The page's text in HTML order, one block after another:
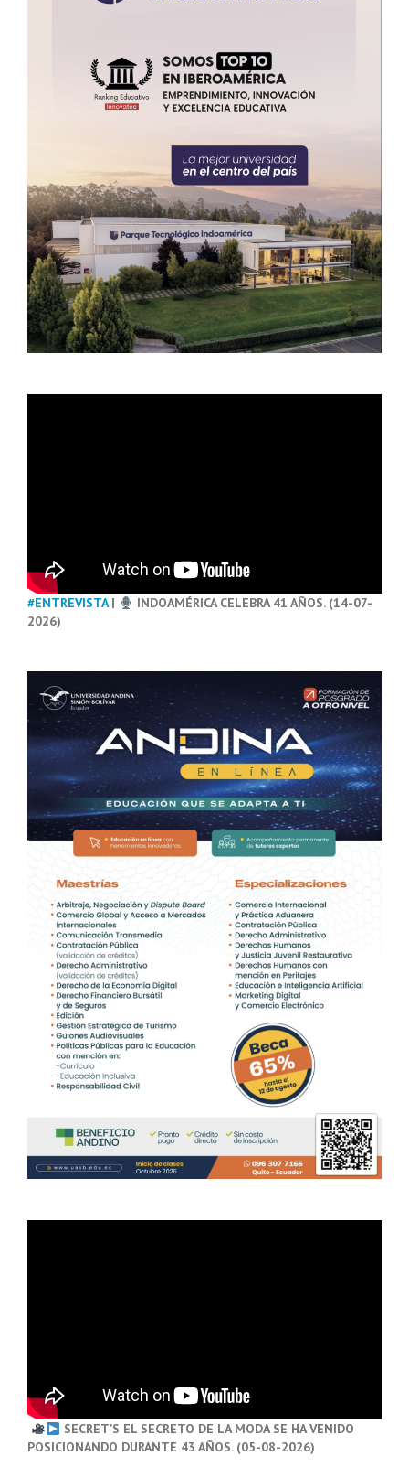
#ENTREVISTA|
INDOAMÉRICA CELEBRA 41 AÑOS. (14-07-
2026)
SECRET’S EL SECRETO DE LA MODA SE HA VENIDO
POSICIONANDO DURANTE 43 AÑOS. (05-08-2026)